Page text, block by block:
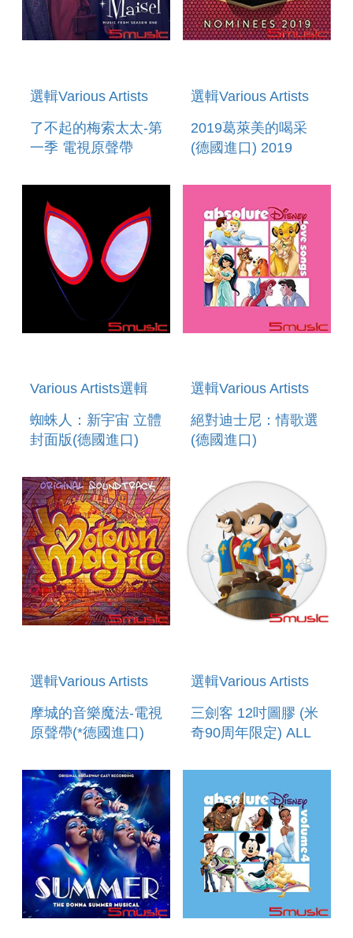
選輯Various Artists
了不起的梅索太太-第
一季 電視原聲帶
MRS. MAISEL:
SEASON 1
選輯Various Artists
2019葛萊美的喝采
(德國進口) 2019
NOMINEES
Various Artists選輯
蜘蛛人：新宇宙 立體
封面版(德國進口)
THE SPIDER-
VERSE DELUXE
LENTICULAR
VERSION
選輯Various Artists
絕對迪士尼：情歌選
(德國進口)
DISNEY: LOVE
SONGS
選輯Various Artists
摩城的音樂魔法-電視
原聲帶(*德國進口)
ORIGINAL
SOUNDTRACK
選輯Various Artists
三劍客 12吋圖膠 (米
奇90周年限定) ALL
ONE FOR ALL B/W
THREE IS A MAGIC
NUMBER 12